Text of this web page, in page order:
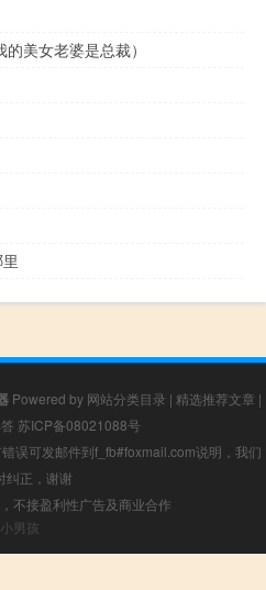
美女老婆是总裁）
Powered by 网站分类目录 | 精选推荐文章 |
苏ICP备08021088号
误可发邮件到f_fb#foxmail.com说明，我们
纠正，谢谢
不接盈利性广告及商业合作
小男孩